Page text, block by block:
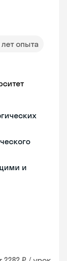
лет опыта
и